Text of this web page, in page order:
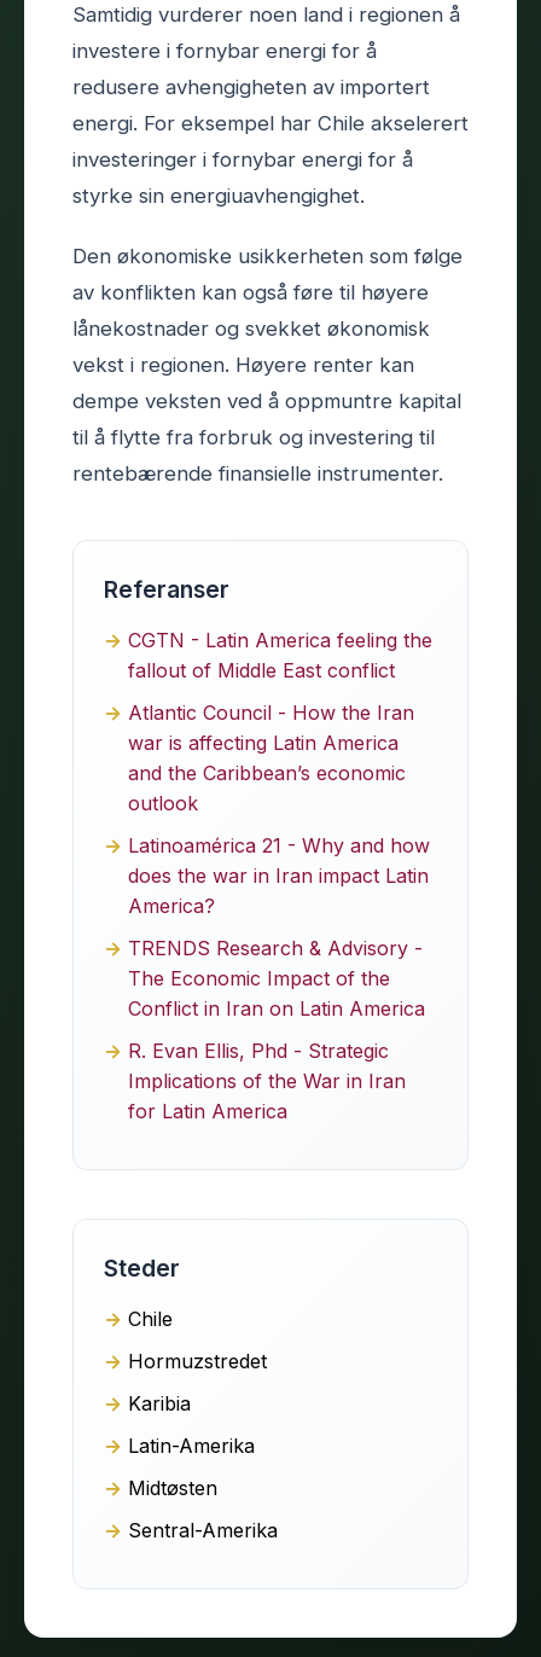
Samtidig vurderer noen land i regionen å
investere i fornybar energi for å
redusere avhengigheten av importert
energi. For eksempel har Chile akselerert
investeringer i fornybar energi for å
styrke sin energiuavhengighet.
Den økonomiske usikkerheten som følge
av konflikten kan også føre til høyere
lånekostnader og svekket økonomisk
vekst i regionen. Høyere renter kan
dempe veksten ved å oppmuntre kapital
til å flytte fra forbruk og investering til
rentebærende finansielle instrumenter.
Referanser
CGTN - Latin America feeling the
fallout of Middle East conflict
Atlantic Council - How the Iran
war is affecting Latin America
and the Caribbean’s economic
outlook
Latinoamérica 21 - Why and how
does the war in Iran impact Latin
America?
TRENDS Research & Advisory -
The Economic Impact of the
Conflict in Iran on Latin America
R. Evan Ellis, Phd - Strategic
Implications of the War in Iran
for Latin America
Steder
Chile
Hormuzstredet
Karibia
Latin-Amerika
Midtøsten
Sentral-Amerika